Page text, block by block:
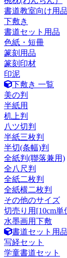
書道教室向け用品
下敷き
書道セット用品
色紙・短冊
篆刻用品
篆刻印材
印泥
下敷き 一覧
美の判
半紙用
机上判
八ツ切判
半紙三枚判
半切(条幅)判
全紙判(聯落兼用)
全八尺判
全紙二枚判
全紙横二枚判
その他のサイズ
切売り用[10cm単
水墨画用下敷
書道セット用
写経セット
学童書道セット